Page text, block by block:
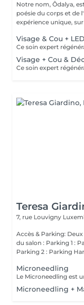
Notre nom, Ôdalya,
poésie du corps et de
expérience unique,
Visage & Cou + LED
Visage + Cou &
Teresa
7, rue Louvigny
Accès & Parking:
du salon : Parking 1 : Parking Knuedler ( place Guillaume )
Parking 2 : Parking
Microneedling
Microneedling +